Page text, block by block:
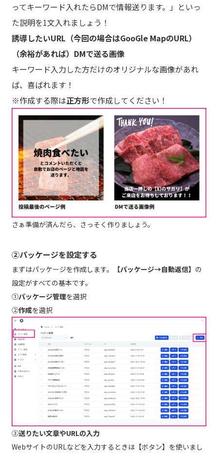
ってキーワード入れたらDMで情報送ります。」といっ
た説明を1文入れましょう！
誘導したいURL（今回の場合はGooGle MapのURL）
（余裕があれば）DMで送る画像
キーワード入力した方だけのオリジナルな画像があれ
ば、喜ばれます！
※作成する際は正方形で作成してください！
さぁ準備が済んだら、さっそく作りましょう。
②パッケージを設定する
まずはパッケージを作成します。 【パッケージ→自動返信】 の
設定がすべての基本です。
①パッケージ管理を選択
②作成を選択
③送りたい文章やURLの入力
WebサイトのURLなどを入力するときは【ボタン】を使いまし